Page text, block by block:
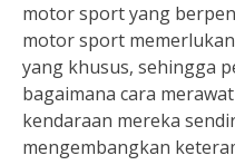
motor sport yang
motor sport
yang khusus, sehingga
bagaimana cara
kendaraan mereka
mengembangkan